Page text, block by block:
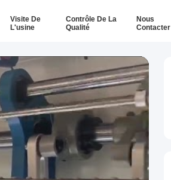
Visite De
L'usine
Contrôle De La
Qualité
Nous
Contacter